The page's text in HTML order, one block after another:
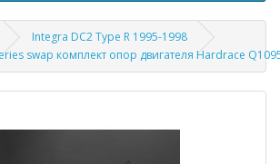
Integra DC2 Type R 1995-1998
swap комплект опор двигателя Hardrace